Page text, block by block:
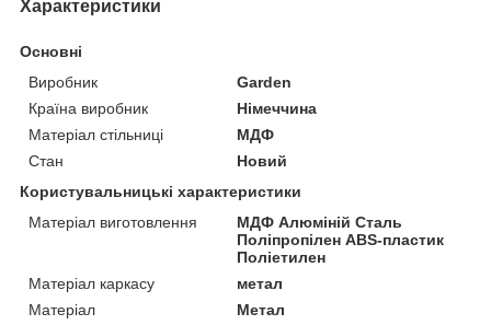
Характеристики
Основні
Виробник
Garden
Країна виробник
Німеччина
Матеріал стільниці
МДФ
Стан
Новий
Користувальницькі характеристики
Матеріал виготовлення
МДФ Алюміній Сталь
Поліпропілен ABS-пластик
Поліетилен
Матеріал каркасу
метал
Матеріал
Метал